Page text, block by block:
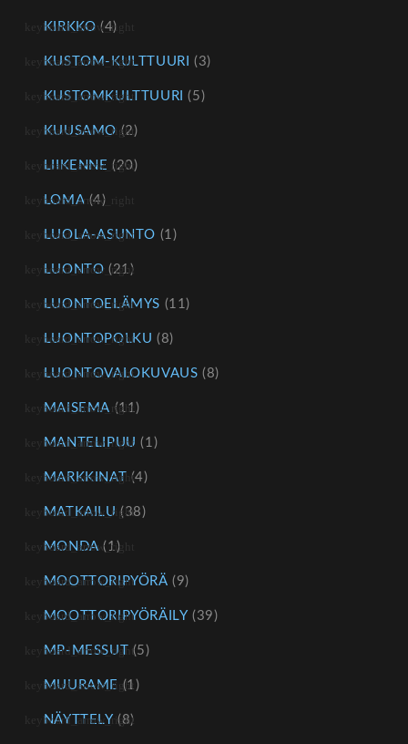
KIRKKO (4)
KUSTOM-KULTTUURI (3)
KUSTOMKULTTUURI (5)
KUUSAMO (2)
LIIKENNE (20)
LOMA (4)
LUOLA-ASUNTO (1)
LUONTO (21)
LUONTOELÄMYS (11)
LUONTOPOLKU (8)
LUONTOVALOKUVAUS (8)
MAISEMA (11)
MANTELIPUU (1)
MARKKINAT (4)
MATKAILU (38)
MONDA (1)
MOOTTORIPYÖRÄ (9)
MOOTTORIPYÖRÄILY (39)
MP-MESSUT (5)
MUURAME (1)
NÄYTTELY (8)